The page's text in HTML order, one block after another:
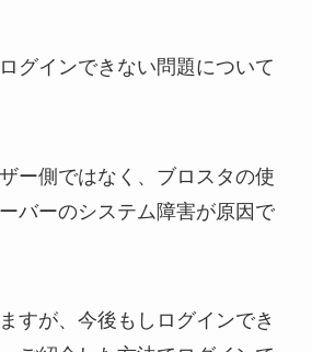
グインできない問題について
ー側ではなく、ブロスタの使
バーのシステム障害が原因で
すが、今後もしログインでき